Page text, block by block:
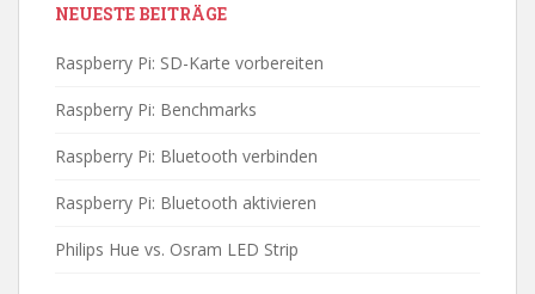
NEUESTE BEITRÄGE
Raspberry Pi: SD-Karte vorbereiten
Raspberry Pi: Benchmarks
Raspberry Pi: Bluetooth verbinden
Raspberry Pi: Bluetooth aktivieren
Philips Hue vs. Osram LED Strip